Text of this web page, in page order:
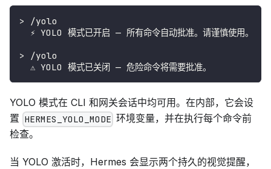
> /yolo
  ⚡ YOLO 模式已开启 — 所有命令自动批准。请谨慎使用。
> /yolo
  ⚠ YOLO 模式已关闭 — 危险命令将需要批准。
YOLO 模式在 CLI 和网关会话中均可用。在内部，它会设
置 HERMES_YOLO_MODE 环境变量，并在执行每个命令前
检查。
当 YOLO 激活时，Hermes 会显示两个持久的视觉提醒，